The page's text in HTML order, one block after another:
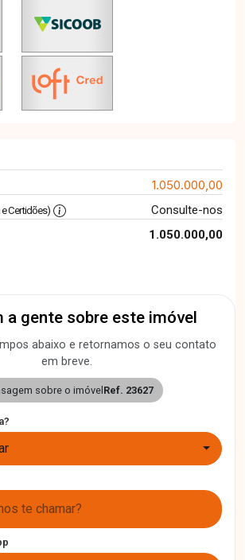
1.050.000,00
e Certidões)
Consulte-nos
1.050.000,00
a gente sobre este imóvel
abaixo e retornamos o seu contato
em breve.
sobre o imóvel Ref. 23627